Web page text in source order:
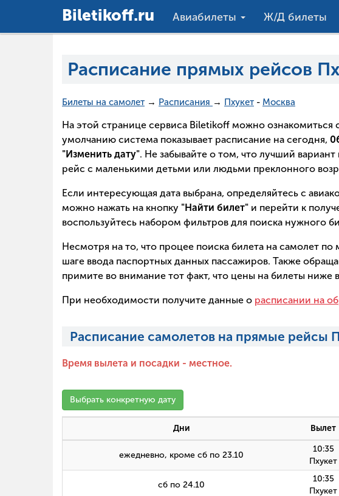
Вiletikoff.ru Авиабилеты Ж/Д билеты
Расписание прямых рейсов
Билеты на самолет → Расписания → Пхукет - Москва
На этой странице сервиса Biletikoff можно
умолчанию система показывает расписание на сегодня,
"Изменить дату". Не забывайте о том, что лучший
рейс с маленькими детьми или людьми преклонного
Если интересующая дата выбрана, определяйтесь с
можно нажать на кнопку "Найти билет" и перейти к
воспользуйтесь набором фильтров для поиска нужного
Несмотря на то, что процее поиска билета на самолет
шаге ввода паспортных данных пассажиров. Также
примите во внимание тот факт, что цены на билеты
При необходимости получите данные о расписании на
Расписание самолетов на прямые рейсы
Время вылета и посадки - местное.
Выбрать конкретную дату
Дни Вылет
ежедневно, кроме сб по 23.10
10:35
Пхукет
сб по 24.10
10:35
Пхукет